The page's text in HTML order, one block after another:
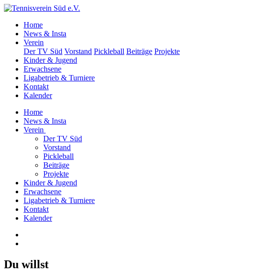
Home
News & Insta
Verein
Der TV Süd Vorstand Pickleball Beiträge Projekte
Kinder & Jugend
Erwachsene
Ligabetrieb & Turniere
Kontakt
Kalender
Home
News & Insta
Verein
Der TV Süd
Vorstand
Pickleball
Beiträge
Projekte
Kinder & Jugend
Erwachsene
Ligabetrieb & Turniere
Kontakt
Kalender
Du willst